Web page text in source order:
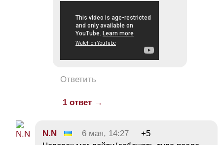
Ответить
1 ответ →
N.N 6 мая, 14:27
+5